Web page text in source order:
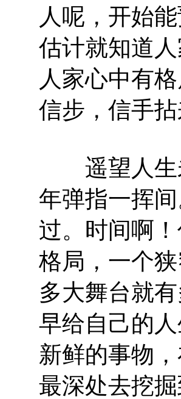
人呢，开始
估计就知道
人家心中有
信步，信手
遥望人生
年弹指一挥
过。时间啊
格局，一个
多大舞台就
早给自己的
新鲜的事物
最深处去挖